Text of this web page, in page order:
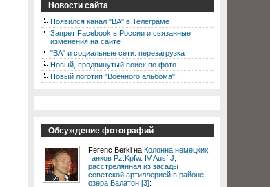
Новости сайта
Появился канал "ВА" в Телеграме
Запрет Facebook в России и связанные
изменения на сайте
"ВА" и социальные сети: перезагрузка
Новый, продвинутый поиск по фото
Новый логотип "Военного альбома"!
Обсуждение фотографий
Ferenc Berki на Колонна немецких
танков Pz.Kpfw. IV Ausf.J,
расстрелянная из засады
советской артиллерией в районе
озера Балатон [3]: